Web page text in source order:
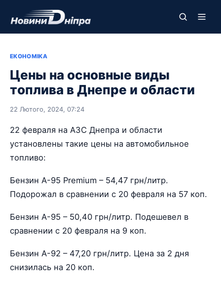
ЕКОНОМІКА
Цены на основные виды
топлива в Днепре и области
22 Лютого, 2024, 07:24
22 февраля на АЗС Днепра и области
установлены такие цены на автомобильное
топливо:
Бензин А-95 Premium – 54,47 грн/литр.
Подорожал в сравнении с 20 февраля на 57 коп.
Бензин А-95 – 50,40 грн/литр. Подешевел в
сравнении с 20 февраля на 9 коп.
Бензин А-92 – 47,20 грн/литр. Цена за 2 дня
снизилась на 20 коп.